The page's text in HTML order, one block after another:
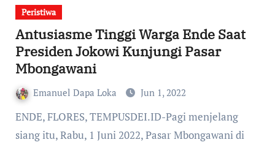
Peristiwa
Antusiasme Tinggi Warga Ende Saat
Presiden Jokowi Kunjungi Pasar
Mbongawani
Emanuel Dapa Loka Jun 1, 2022
ENDE, FLORES, TEMPUSDEI.ID-Pagi menjelang
siang itu, Rabu, 1 Juni 2022, Pasar Mbongawani di